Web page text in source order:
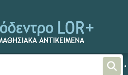
Παλαιά Διαθήκη